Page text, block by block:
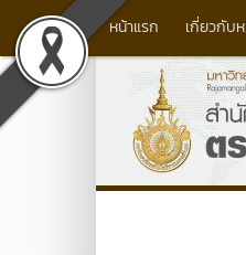
หน้าแรก เกี่ยวกับ